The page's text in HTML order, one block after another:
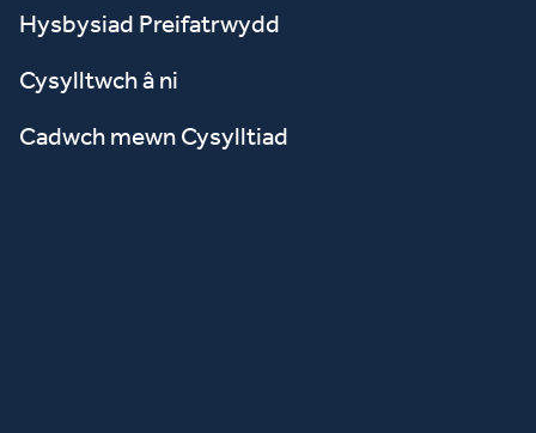
Hysbysiad Preifatrwydd
Cysylltwch â ni
Cadwch mewn Cysylltiad